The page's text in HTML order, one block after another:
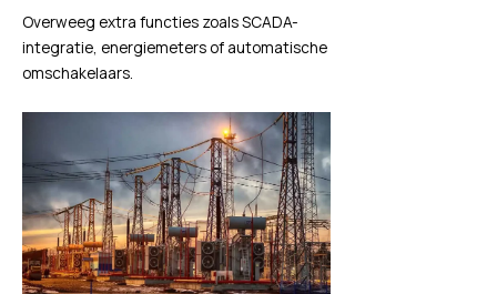
Overweeg extra functies zoals SCADA-
integratie, energiemeters of automatische
omschakelaars.